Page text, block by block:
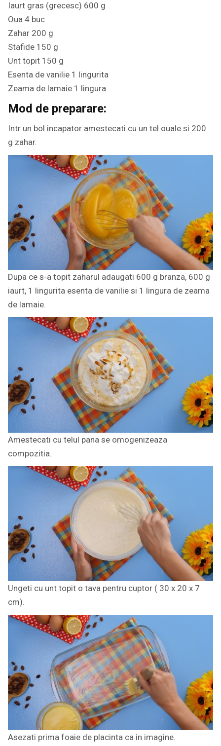
Iaurt gras (grecesc) 600 g
Oua 4 buc
Zahar 200 g
Stafide 150 g
Unt topit 150 g
Esenta de vanilie 1 lingurita
Zeama de lamaie 1 lingura
Mod de preparare:
Intr un bol incapator amestecati cu un tel ouale si 200
g zahar.
Dupa ce s-a topit zaharul adaugati 600 g branza, 600 g
iaurt, 1 lingurita esenta de vanilie si 1 lingura de zeama
de lamaie.
Amestecati cu telul pana se omogenizeaza
compozitia.
Ungeti cu unt topit o tava pentru cuptor ( 30 x 20 x 7
cm).
Asezati prima foaie de placinta ca in imagine.